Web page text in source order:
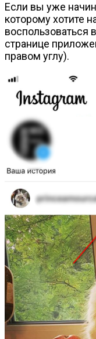
Если вы уже
которому хотите
воспользоваться
странице
правом углу).